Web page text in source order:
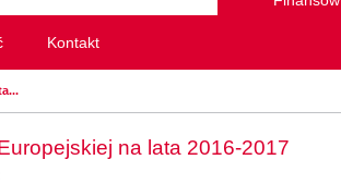
Kontakt
na lata 2016-2017